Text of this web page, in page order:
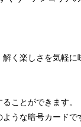
く楽しさを気軽に
ことができます。
うな暗号カードで